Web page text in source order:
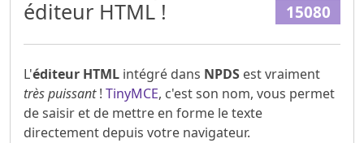
éditeur HTML !
15080
L'éditeur HTML intégré dans NPDS est vraiment
très puissant! TinyMCE, c'est son nom, vous permet
de saisir et de mettre en forme le texte
directement depuis votre navigateur.